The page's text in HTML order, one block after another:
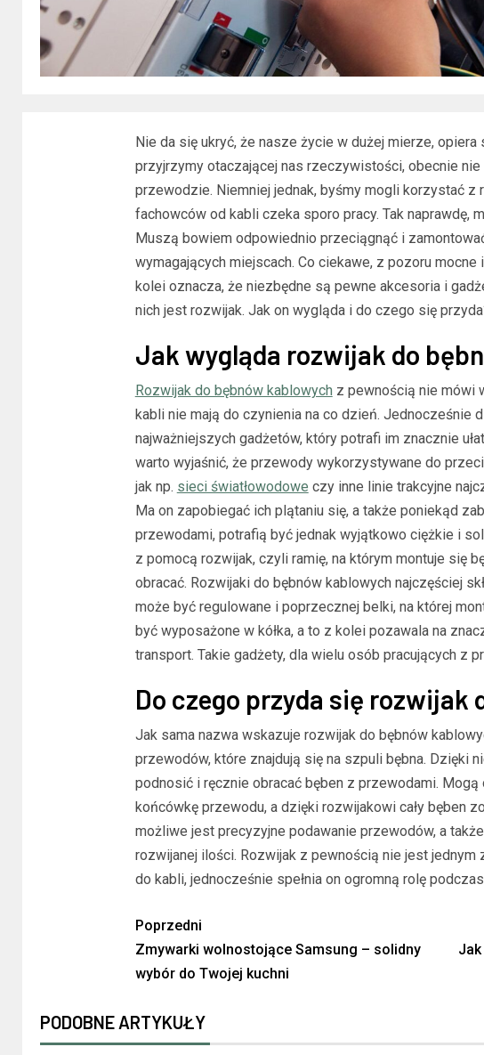
Nie da się ukryć, że nasze życie w dużej mierze,
przyjrzymy otaczającej nas rzeczywistości, obecnie nie
przewodzie. Niemniej jednak, byśmy mogli korzystać z
fachowców od kabli czeka sporo pracy. Tak naprawdę,
Muszą bowiem odpowiednio przeciągnąć i
wymagających miejscach. Co ciekawe, z pozoru
kolei oznacza, że niezbędne są pewne akcesoria i
nich jest rozwijak. Jak on wygląda i do czego się
Jak wygląda rozwijak do
Rozwijak do bębnów kablowych z pewnością nie mówi
kabli nie mają do czynienia na co dzień. Jednocześnie
najważniejszych gadżetów, który potrafi im znacznie
warto wyjaśnić, że przewody wykorzystywane do
jak np. sieci światłowodowe czy inne linie trakcyjne
Ma on zapobiegać ich plątaniu się, a także poniekąd
przewodami, potrafią być jednak wyjątkowo ciężkie i
z pomocą rozwijak, czyli ramię, na którym montuje się
obracać. Rozwijaki do bębnów kablowych najczęściej
może być regulowane i poprzecznej belki, na której
być wyposażone w kółka, a to z kolei pozawala na
transport. Takie gadżety, dla wielu osób pracujących z
Do czego przyda się rozwijak
Jak sama nazwa wskazuje rozwijak do bębnów
przewodów, które znajdują się na szpuli bębna. Dzięki
podnosić i ręcznie obracać bęben z przewodami.
końcówkę przewodu, a dzięki rozwijakowi cały bęben
możliwe jest precyzyjne podawanie przewodów, a
rozwijanej ilości. Rozwijak z pewnością nie jest
do kabli, jednocześnie spełnia on ogromną rolę
Poprzedni
Zmywarki wolnostojące Samsung – solidny
wybór do Twojej kuchni
PODOBNE ARTYKUŁY